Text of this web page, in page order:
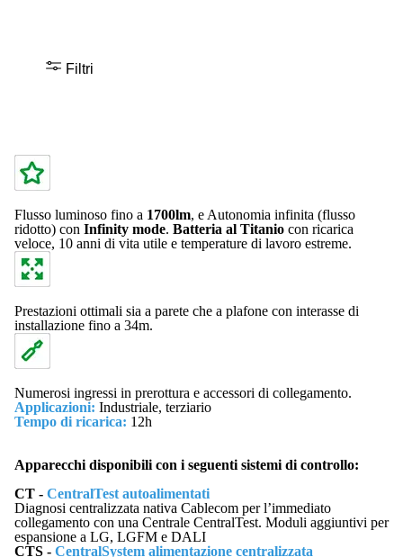
Filtri
Flusso luminoso fino a 1700lm, e Autonomia infinita (flusso
ridotto) con Infinity mode. Batteria al Titanio con ricarica
veloce, 10 anni di vita utile e temperature di lavoro estreme.
Prestazioni ottimali sia a parete che a plafone con interasse di
installazione fino a 34m.
Numerosi ingressi in prerottura e accessori di collegamento.
Applicazioni: Industriale, terziario
Tempo di ricarica: 12h
Apparecchi disponibili con i seguenti sistemi di controllo:
CT - CentralTest autoalimentati
Diagnosi centralizzata nativa Cablecom per l’immediato
collegamento con una Centrale CentralTest. Moduli aggiuntivi per
espansione a LG, LGFM e DALI
CTS - CentralSystem alimentazione centralizzata